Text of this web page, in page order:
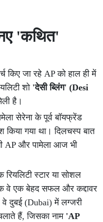
'कथित'
जा रहे AP को हाल ही में
शो 'देसी ब्लिंग' (Desi
है।
सेरेना के पूर्व बॉयफ्रेंड
गया था। दिलचस्प बात
AP और पामेला आज भी
स्टार या सोशल
वे एक बेहद सफल और कद्दावर
वे दुबई (Dubai) में लग्जरी
हैं, जिसका नाम 'AP